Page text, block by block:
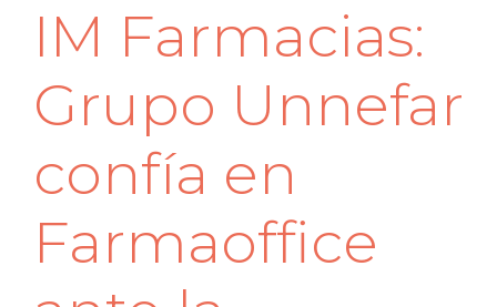
IM Farmacias:
Grupo Unnefar
confía en
Farmaoffice